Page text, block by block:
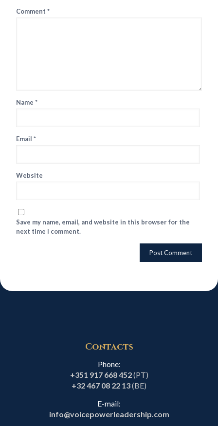
Comment *
Name *
Email *
Website
Save my name, email, and website in this browser for the
next time I comment.
Contacts
Phone:
+351 917 668 452(PT)
+32 467 08 22 13(BE)
E-mail:
info@voicepowerleadership.com